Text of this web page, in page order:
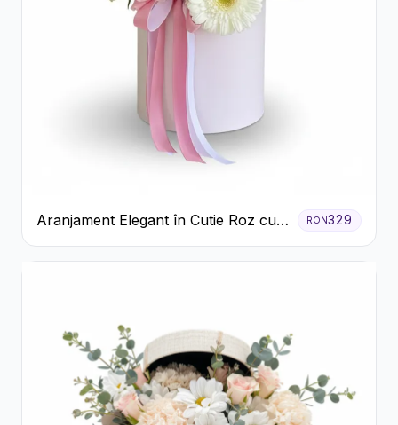
Aranjament Elegant în Cutie Roz cu
Trandafiri și Gerbera
RON329